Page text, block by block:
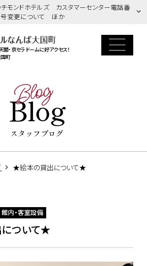
チモンドホテルズ カスタマーセンター電話番
号変更について ほか
・京セラドームに好アクセス！
国町
Blog
Blog
スタッフブログ
★絵本の貸出について★
館内・客室設備
ついて★